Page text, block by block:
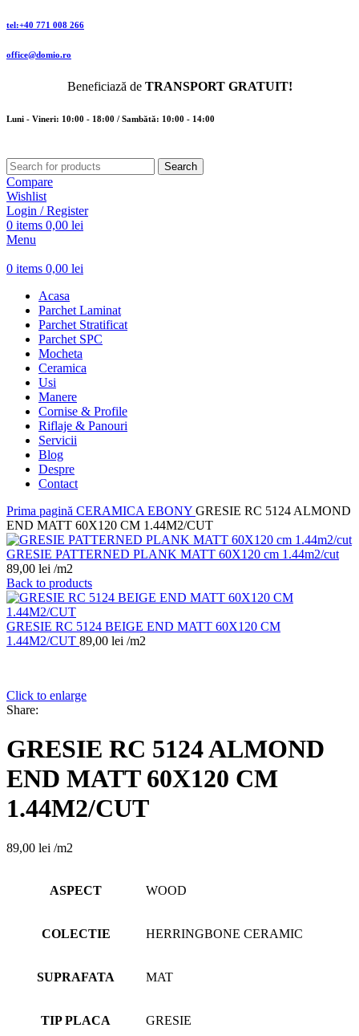
tel:+40 771 008 266
office@domio.ro
Beneficiază de TRANSPORT GRATUIT!
Luni - Vineri: 10:00 - 18:00 / Sambătă: 10:00 - 14:00
Search
Compare
Wishlist
Login / Register
0 items 0,00 lei
Menu
0 items 0,00 lei
Acasa
Parchet Laminat
Parchet Stratificat
Parchet SPC
Mocheta
Ceramica
Usi
Manere
Cornise & Profile
Riflaje & Panouri
Servicii
Blog
Despre
Contact
Prima pagină CERAMICA EBONY GRESIE RC 5124 ALMOND
END MATT 60X120 CM 1.44M2/CUT
GRESIE PATTERNED PLANK MATT 60X120 cm 1.44m2/cut
89,00 lei /m2
Back to products
GRESIE RC 5124 BEIGE END MATT 60X120 CM
1.44M2/CUT 89,00 lei /m2
Click to enlarge
Share:
GRESIE RC 5124 ALMOND
END MATT 60X120 CM
1.44M2/CUT
89,00 lei /m2
ASPECT WOOD
COLECTIE HERRINGBONE CERAMIC
SUPRAFATA MAT
TIP PLACA GRESIE